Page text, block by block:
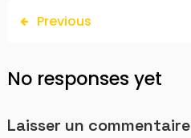
Previous
No responses yet
Laisser un commentaire